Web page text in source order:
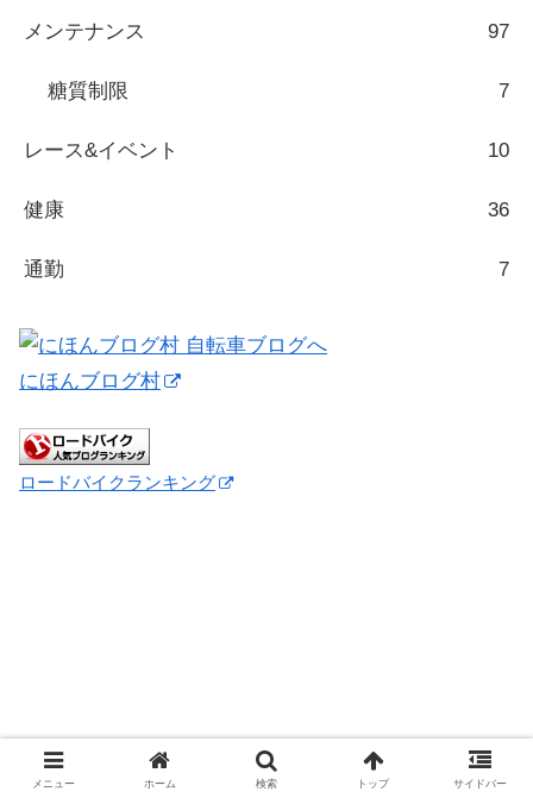
メンテナンス 97
糖質制限 7
レース&イベント 10
健康 36
通勤 7
にほんブログ村
ロードバイクランキング
メニュー ホーム 検索 トップ サイドバー